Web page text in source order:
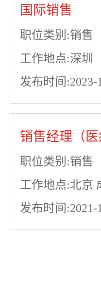
国际销售
职位类别:销售
工作地点:深圳
发布时间:2023-
销售经理（医
职位类别:销售
工作地点:北京
发布时间:2021-